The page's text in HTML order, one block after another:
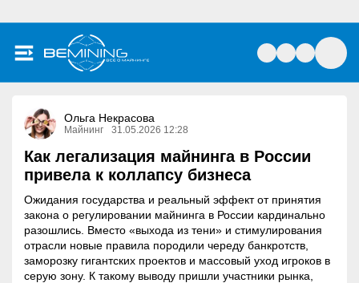
Ольга Некрасова
Майнинг 31.05.2026 12:28
Как легализация майнинга в России
привела к коллапсу бизнеса
Ожидания государства и реальный эффект от принятия
закона о регулировании майнинга в России кардинально
разошлись. Вместо «выхода из тени» и стимулирования
отрасли новые правила породили череду банкротств,
заморозку гигантских проектов и массовый уход игроков в
серую зону. К такому выводу пришли участники рынка,